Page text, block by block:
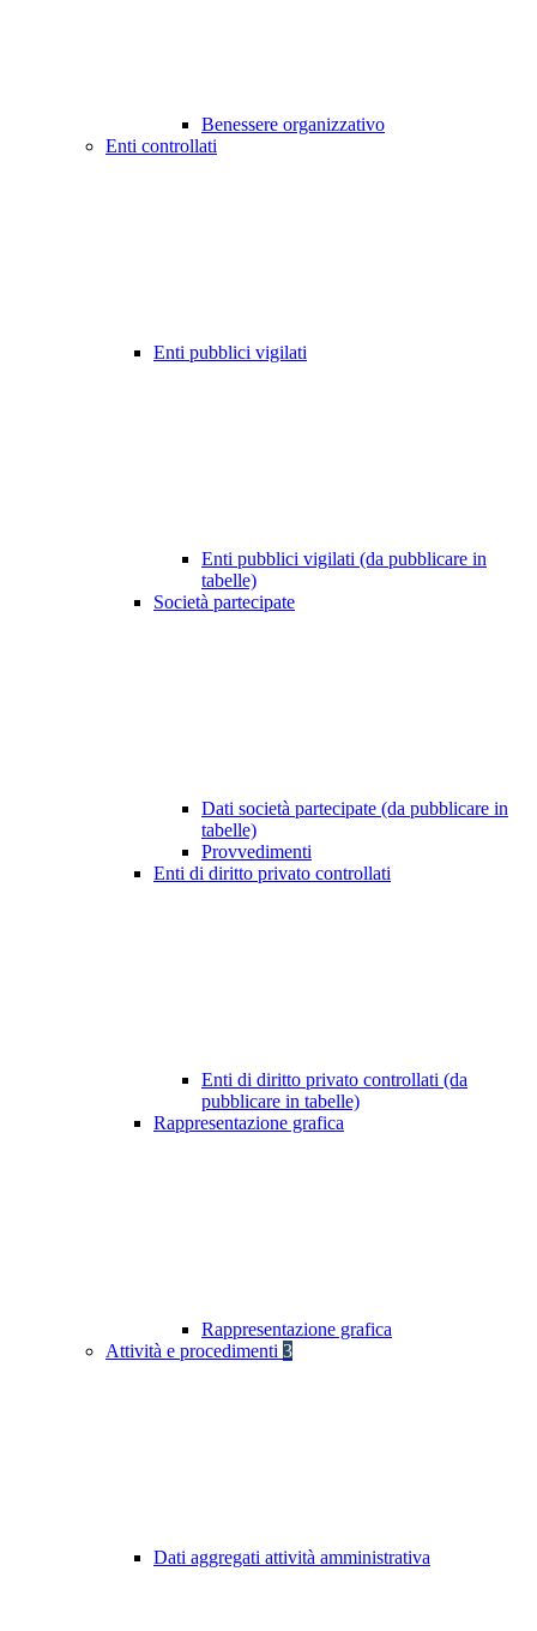
Benessere organizzativo
Enti controllati
Enti pubblici vigilati
Enti pubblici vigilati (da pubblicare in
tabelle)
Società partecipate
Dati società partecipate (da pubblicare in
tabelle)
Provvedimenti
Enti di diritto privato controllati
Enti di diritto privato controllati (da
pubblicare in tabelle)
Rappresentazione grafica
Rappresentazione grafica
Attività e procedimenti 3
Dati aggregati attività amministrativa